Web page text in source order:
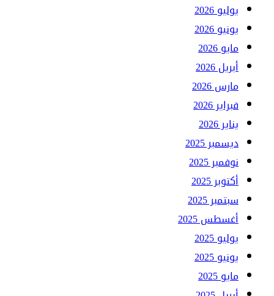
يوليو 2026
يونيو 2026
مايو 2026
أبريل 2026
مارس 2026
فبراير 2026
يناير 2026
ديسمبر 2025
نوفمبر 2025
أكتوبر 2025
سبتمبر 2025
أغسطس 2025
يوليو 2025
يونيو 2025
مايو 2025